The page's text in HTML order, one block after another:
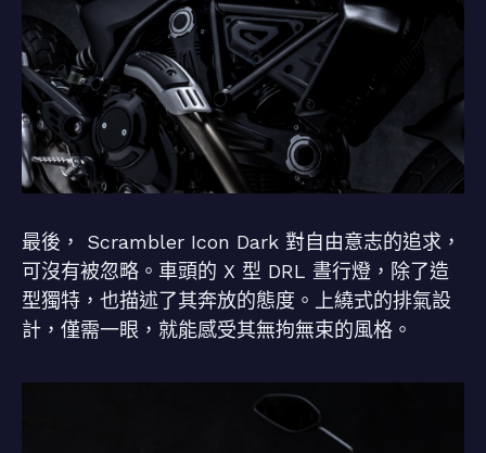
最後， Scrambler Icon Dark 對自由意志的追求，
可沒有被忽略。車頭的 X 型 DRL 晝行燈，除了造
型獨特，也描述了其奔放的態度。上繞式的排氣設
計，僅需一眼，就能感受其無拘無束的風格。